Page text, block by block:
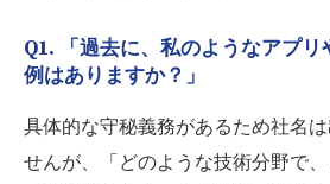
Q1. 「過去に、私のようなアプリ
例はありますか？」
具体的な守秘義務があるため社名
せんが、「どのような技術分野で